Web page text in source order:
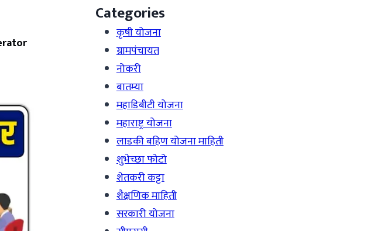
Categories
कृषी योजना
ग्रामपंचायत
नोकरी
बातम्या
महाडिबीटी योजना
महाराष्ट्र योजना
लाडकी बहिण योजना माहिती
शुभेच्छा फोटो
शेतकरी कट्टा
शैक्षणिक माहिती
सरकारी योजना